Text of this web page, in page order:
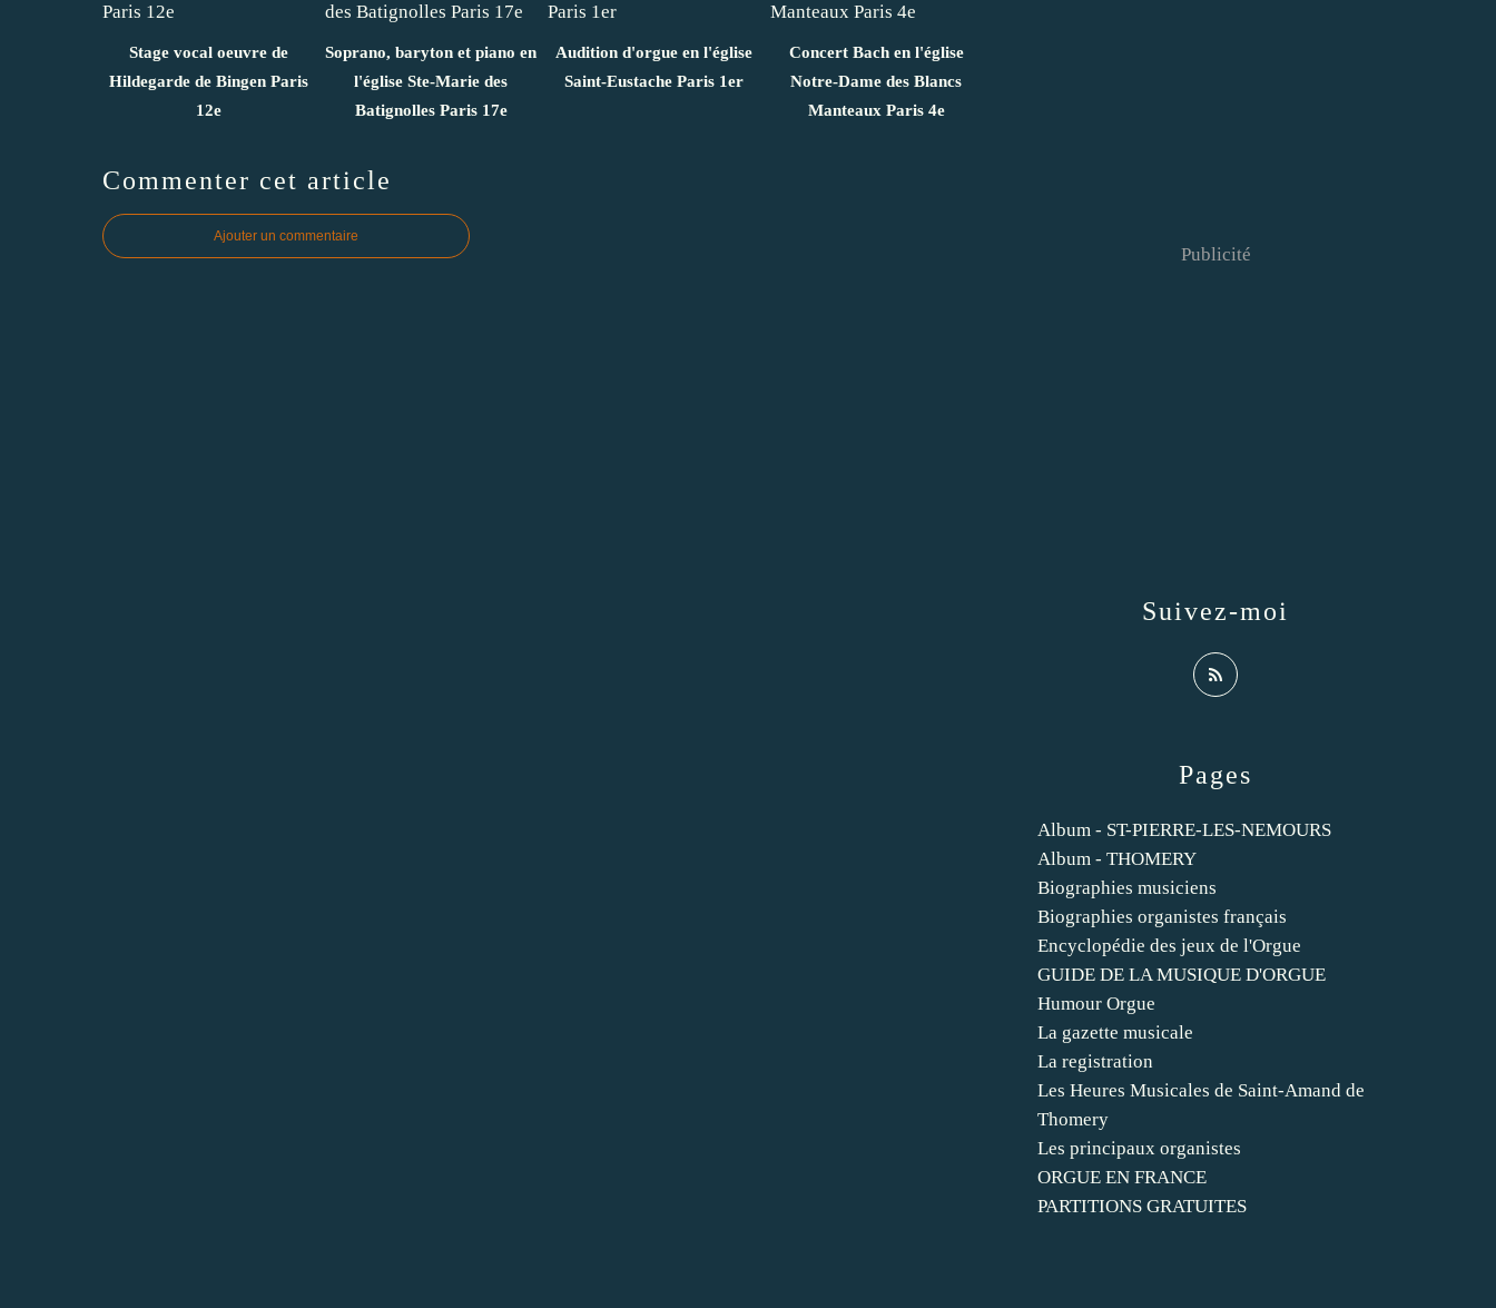
Stage vocal oeuvre de
Hildegarde de Bingen Paris
12e
Soprano, baryton et piano en
l'église Ste-Marie des
Batignolles Paris 17e
Audition d'orgue en l'église
Saint-Eustache Paris 1er
Concert Bach en l'église
Notre-Dame des Blancs
Manteaux Paris 4e
Commenter cet article
Ajouter un commentaire
Pages
Album - ST-PIERRE-LES-NEMOURS
Album - THOMERY
Biographies musiciens
Biographies organistes français
Encyclopédie des jeux de l'Orgue
GUIDE DE LA MUSIQUE D'ORGUE
Humour Orgue
La gazette musicale
La registration
Les Heures Musicales de Saint-Amand de
Thomery
Les principaux organistes
ORGUE EN FRANCE
PARTITIONS GRATUITES
Suivez-moi
Publicité